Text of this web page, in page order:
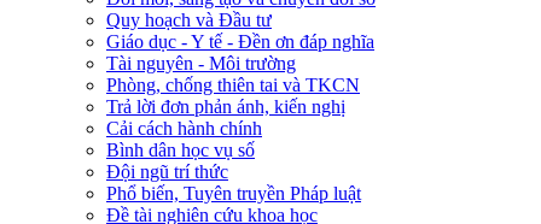
Quy hoạch và Đầu tư
Giáo dục - Y tế - Đền ơn đáp nghĩa
Tài nguyên - Môi trường
Phòng, chống thiên tai và TKCN
Trả lời đơn phản ánh, kiến nghị
Cải cách hành chính
Bình dân học vụ số
Đội ngũ trí thức
Phổ biến, Tuyên truyền Pháp luật
Đề tài nghiên cứu khoa học